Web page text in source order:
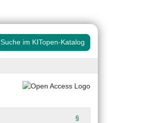
Suche im KITopen-Katalog
§